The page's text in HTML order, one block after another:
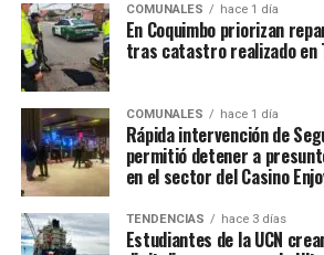
COMUNALES hace 1 día
En Coquimbo priorizan
tras catastro realizado en
COMUNALES hace 1 día
Rápida intervención de
permitió detener a
en el sector del Casino
TENDENCIAS hace 3 días
Estudiantes de la UCN